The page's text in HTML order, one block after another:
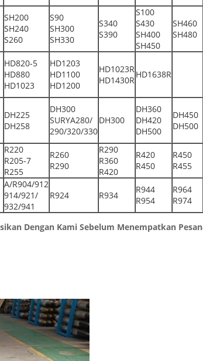
SH200
SH240
S260
S90
SH300
SH330
S340
S390
S100
S430
SH400
SH450
SH460
SH480
HD820-5
HD880
HD1023
HD1203
HD1100
HD1200
HD1023R
HD1430R
HD1638R
DH225
DH258
DH300
SURYA280/
290/320/330
DH300
DH360
DH420
DH500
DH450
DH500
R220
R205-7
R255
R260
R290
R290
R360
R420
R420
R450
R450
R455
A/R904/912
914/921/
932/941
R924 R934
R944
R954
R964
R974
Dengan Kami Sebelum Menempatkan